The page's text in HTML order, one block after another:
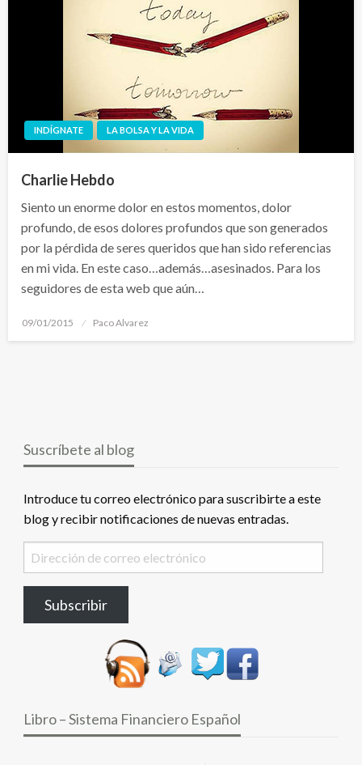
INDÍGNATE LA BOLSA Y LA VIDA
Charlie Hebdo
Siento un enorme dolor en estos momentos, dolor
profundo, de esos dolores profundos que son generados
por la pérdida de seres queridos que han sido referencias
en mi vida. En este caso…además…asesinados. Para los
seguidores de esta web que aún…
Publicado
09/01/2015 Paco Alvarez
Suscríbete al blog
Introduce tu correo electrónico para suscribirte a este
blog y recibir notificaciones de nuevas entradas.
Dirección
de
electrónico
Subscribir
Libro – Sistema Financiero Español